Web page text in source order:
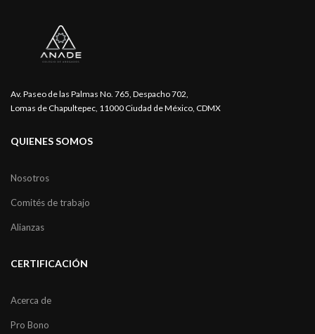
Av. Paseo de las Palmas No. 765, Despacho 702,
Lomas de Chapultepec, 11000 Ciudad de México, CDMX
QUIENES SOMOS
Nosotros
Comités de trabajo
Alianzas
CERTIFICACIÓN
Acerca de
Pro Bono